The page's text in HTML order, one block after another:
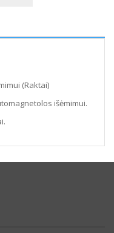
(Raktai)
išėmimui.